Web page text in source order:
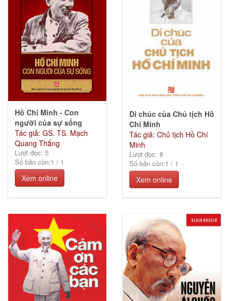
Hồ Chí Minh - Con
người của sự sống
Tác giả: GS. TS. Mạch
Quang Thắng
Lượt đọc: 5
Số bản còn:1 /1
Xem online
Di chúc của Chủ tịch Hồ
Chí Minh
Tác giả: Chủ tịch Hồ Chí
Minh
Lượt đọc: 8
Số bản còn:1 /1
Xem online